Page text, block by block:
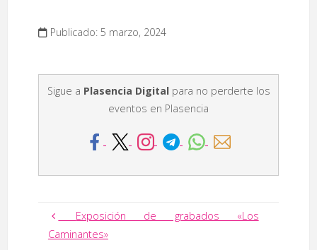
Publicado: 5 marzo, 2024
Sigue a Plasencia Digitalpara no perderte los
eventos en Plasencia
Exposición de grabados «Los
Caminantes»